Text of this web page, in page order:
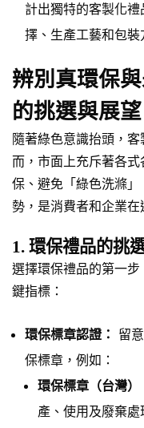
計出獨特的客製化
擇、生產工藝和包裝
辨別真環保
的挑選與展望
隨著綠色意識抬頭，
而，市面上充斥著各
保、避免「綠色洗滌
勢，是消費者和企業在
1. 環保禮品的挑
選擇環保禮品的第一
鍵指標：
環保標章認證： 留
保標章，例如：
環保標章（台灣）
產、使用及廢棄處